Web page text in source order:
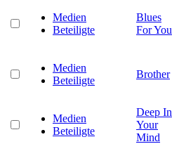
Medien
Beteiligte
Blues
For You
Medien
Beteiligte
Brother
Medien
Beteiligte
Deep In
Your
Mind